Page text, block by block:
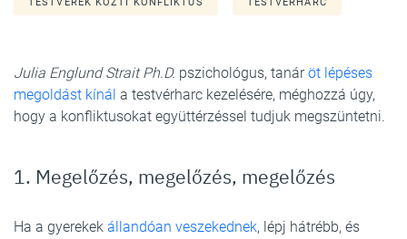
TESTVÉREK KÖZTI KONFLIKTUS TESTVÉRHARC
Julia Englund Strait Ph.D. pszichológus, tanáröt lépéses
megoldást kínál a testvérharc kezelésére, méghozzá úgy,
hogy a konfliktusokat együttérzéssel tudjuk megszüntetni.
1. Megelőzés, megelőzés, megelőzés
Ha a gyerekek állandóan veszekednek, lépj hátrébb, és